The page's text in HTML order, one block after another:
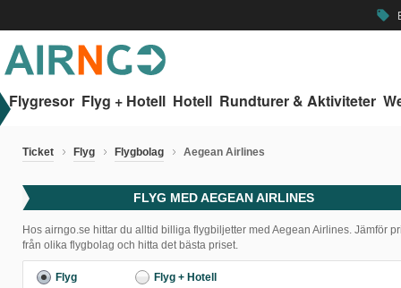
local_offer
Flygresor Flyg + Hotell Hotell Rundturer & Aktiviteter
Ticket Flyg Flygbolag Aegean Airlines
FLYG MED AEGEAN AIRLINES
Hos airngo.se hittar du alltid billiga flygbiljetter med Aegean Airlines. Jämför
från olika flygbolag och hitta det bästa priset.
Flyg
Flyg + Hotell